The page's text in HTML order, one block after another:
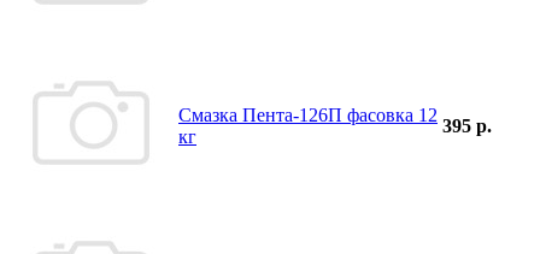
Смазка Пента-126П фасовка 12
кг
395 р.